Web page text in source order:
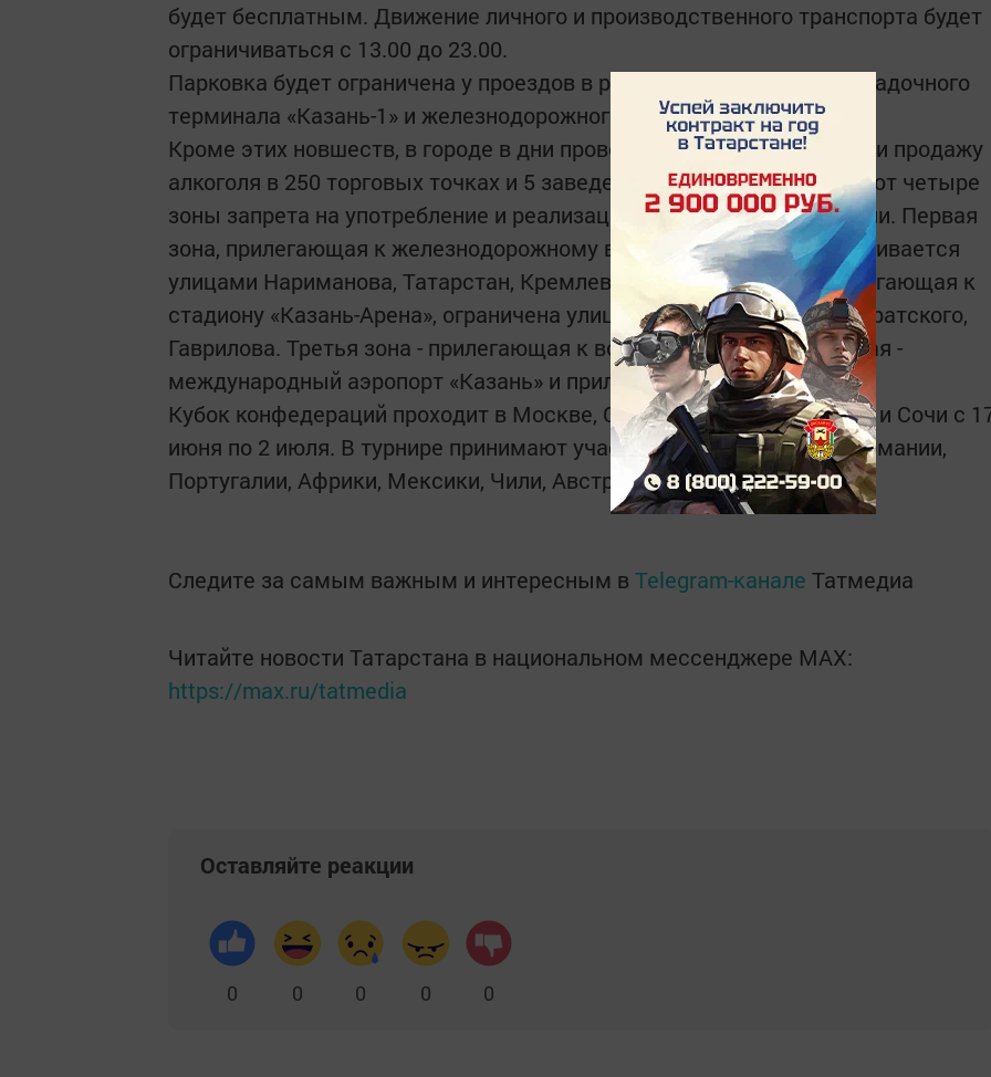
будет бесплатным. Движение личного и производственного транспорта будет
ограничиваться с 13.00 до 23.00.
Парковка будет ограничена у проездов в районе транспортно-пересадочного
терминала «Казань-1» и железнодорожного вокзала «Казань-2».
Кроме этих новшеств, в городе в дни проведения матчей ограничили продажу
алкоголя в 250 торговых точках и 5 заведениях общепита. Действуют четыре
зоны запрета на употребление и реализацию алкогольной продукции. Первая
зона, прилегающая к железнодорожному вокзалу Казань-1, ограничивается
улицами Нариманова, Татарстан, Кремлевская. Вторая зона - прилегающая к
стадиону «Казань-Арена», ограничена улицами Чистопольская, Адоратского,
Гаврилова. Третья зона - прилегающая к вокзалу Казань-2, четвертая -
международный аэропорт «Казань» и прилегающая территория.
Кубок конфедераций проходит в Москве, Санкт-Петербурге, Казани и Сочи с
июня по 2 июля. В турнире принимают участие сборные России, Германии,
Португалии, Африки, Мексики, Чили, Австралии и Новой Зеландии.
Следите за самым важным и интересным в Telegram-канале Татмедиа
Читайте новости Татарстана в национальном мессенджере MАХ:
https://max.ru/tatmedia
Оставляйте реакции
0 0 0 0 0